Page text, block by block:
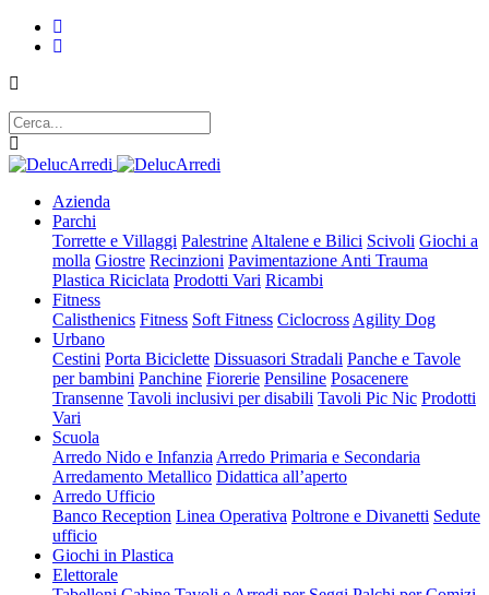
Azienda
Parchi
Torrette e Villaggi Palestrine Altalene e Bilici Scivoli Giochi a
molla Giostre Recinzioni Pavimentazione Anti Trauma
Plastica Riciclata Prodotti Vari Ricambi
Fitness
Calisthenics Fitness Soft Fitness Ciclocross Agility Dog
Urbano
Cestini Porta Biciclette Dissuasori Stradali Panche e Tavole
per bambini Panchine Fiorerie Pensiline Posacenere
Transenne Tavoli inclusivi per disabili Tavoli Pic Nic Prodotti
Vari
Scuola
Arredo Nido e Infanzia Arredo Primaria e Secondaria
Arredamento Metallico Didattica all’aperto
Arredo Ufficio
Banco Reception Linea Operativa Poltrone e Divanetti Sedute
ufficio
Giochi in Plastica
Elettorale